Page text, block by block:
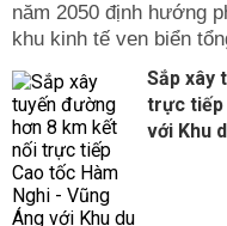
năm 2050 định hướng
khu kinh tế ven biển
Sắp xây
trực tiếp
với Khu